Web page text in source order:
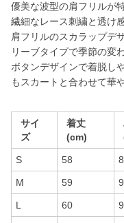
優美な波型の肩フリルが
繊細なレース刺繍と透け
肩フリルのスカラップデ
リーブタイプで季節の変
ボタンデザインで着脱し
もスカートと合わせて華
サイ
ズ
着丈
(cm)
S 58
M 59
L 60